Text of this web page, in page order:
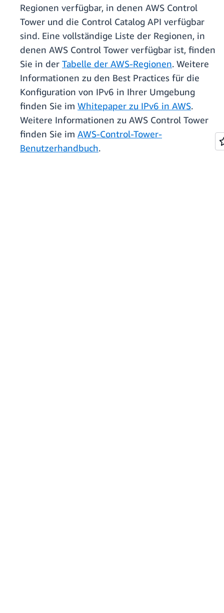
Regionen verfügbar, in denen AWS Control
Tower und die Control Catalog API verfügbar
sind. Eine vollständige Liste der Regionen, in
denen AWS Control Tower verfügbar ist, finden
Sie in der Tabelle der AWS-Regionen. Weitere
Informationen zu den Best Practices für die
Konfiguration von IPv6 in Ihrer Umgebung
finden Sie im Whitepaper zu IPv6 in AWS.
Weitere Informationen zu AWS Control Tower
finden Sie im AWS-Control-Tower-
Benutzerhandbuch.